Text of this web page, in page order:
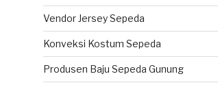
Vendor Jersey Sepeda
Konveksi Kostum Sepeda
Produsen Baju Sepeda Gunung